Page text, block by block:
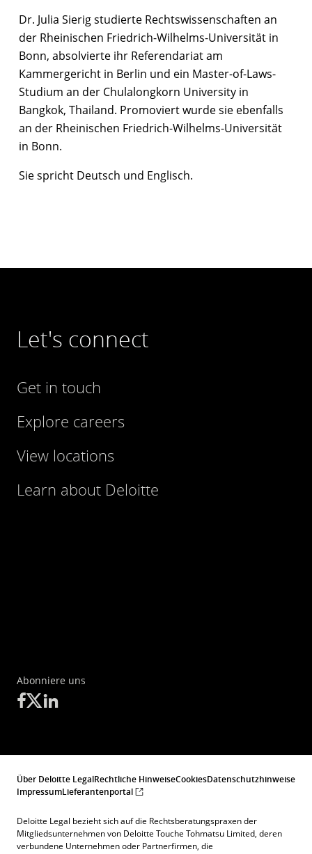
Dr. Julia Sierig studierte Rechtswissenschaften an
der Rheinischen Friedrich-Wilhelms-Universität in
Bonn, absolvierte ihr Referendariat am
Kammergericht in Berlin und ein Master-of-Laws-
Studium an der Chulalongkorn University in
Bangkok, Thailand. Promoviert wurde sie ebenfalls
an der Rheinischen Friedrich-Wilhelms-Universität
in Bonn.
Sie spricht Deutsch und Englisch.
Let's connect
Get in touch
Explore careers
View locations
Learn about Deloitte
Abonniere uns
Über Deloitte LegalRechtliche HinweiseCookiesDatenschutzhinweise
ImpressumLieferantenportal
Deloitte Legal bezieht sich auf die Rechtsberatungspraxen der
Mitgliedsunternehmen von Deloitte Touche Tohmatsu Limited, deren
verbundene Unternehmen oder Partnerfirmen, die